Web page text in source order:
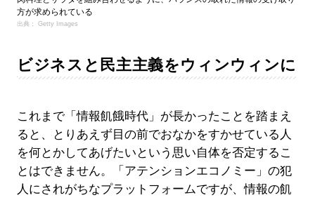
方が求められている
出典： Getty Images
ビジネスと民主主義をウィンウィンに
これまで「情報飢餓時代」が長かったことを踏まえ
ると、とりあえず目の前でおなかをすかせている人
を何とかしてあげたいという思い自体を否定するこ
とはできません。「アテンションエコノミー」の犯
人にされがちなプラットフォームですが、情報の飢